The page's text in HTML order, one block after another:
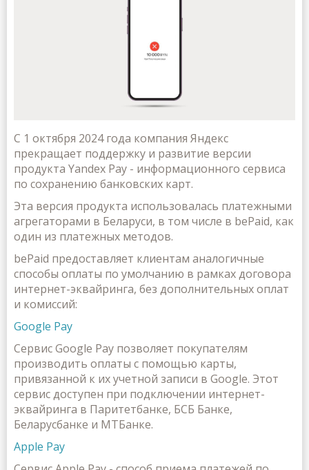
С 1 октября 2024 года компания Яндекс
прекращает поддержку и развитие версии
продукта Yandex Pay - информационного сервиса
по сохранению банковских карт.
Эта версия продукта использовалась платежными
агрегаторами в Беларуси, в том числе в bePaid, как
один из платежных методов.
bePaid предоставляет клиентам аналогичные
способы оплаты по умолчанию в рамках договора
интернет-эквайринга, без дополнительных оплат
и комиссий:
Google Pay
Сервис Google Pay позволяет покупателям
производить оплаты с помощью карты,
привязанной к их учетной записи в Google. Этот
сервис доступен при подключении интернет-
эквайринга в Паритетбанке, БСБ Банке,
Беларусбанке и МТБанке.
Apple Pay